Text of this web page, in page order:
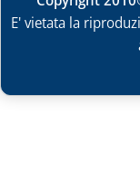
E' vietata la